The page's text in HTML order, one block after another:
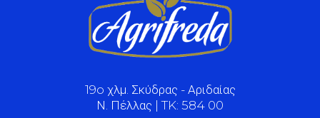
19o χλμ. Σκύδρας - Αριδαίας
Ν. Πέλλας | TK: 584 00